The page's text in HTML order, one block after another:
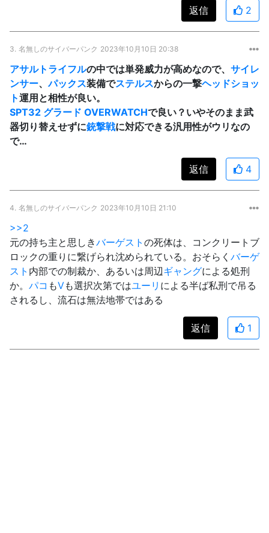
返信
2
3. 名無しのサイバーパンク 2023年10月10日 20:38
アサルトライフルの中では単発威力が高めなので、 サイレ
ンサー、パックス装備でステルスからの一撃ヘッドショッ
ト運用と相性が良い。
SPT32 グラード OVERWATCHで良い？いやそのまま武
器切り替えせずに銃撃戦に対応できる汎用性がウリなの
で…
返信 4
4. 名無しのサイバーパンク 2023年10月10日 21:10
>>2
元の持ち主と思しきバーゲスト の死体は、コンクリートブ
ロックの重りに繋げられ沈められている。おそらく バーゲ
スト 内部での制裁か、あるいは周辺ギャングによる処刑
か。 パコ もVも選択次第ではユーリ による半ば私刑で吊る
されるし、流石は無法地帯ではある
返信 1